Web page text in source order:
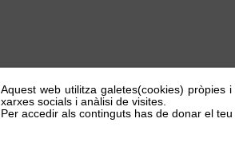
Aquest web utilitza galetes(cookies) pròpies
xarxes socials i anàlisi de visites.
Per accedir als continguts has de donar el